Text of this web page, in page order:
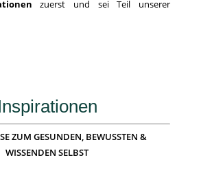
zuerst und sei Teil unserer
ZUM GESUNDEN, BEWUSSTEN &
WISSENDEN SELBST